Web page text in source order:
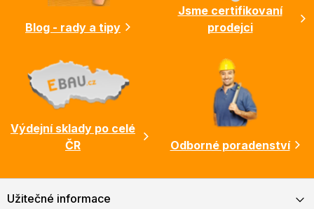
Blog - rady a tipy
Jsme certifikovaní
prodejci
Výdejní sklady po celé
ČR
Odborné poradenství
Užitečné informace